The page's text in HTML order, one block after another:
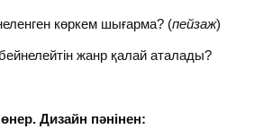
көркем шығарма? (пейзаж)
жанр қалай аталады?
Дизайн пәнінен: